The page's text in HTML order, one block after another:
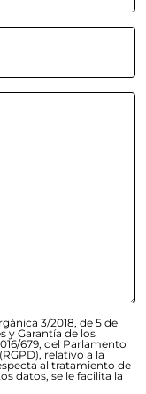
3/2018, de 5 de
y Garantía de los
679, del Parlamento
relativo a la
al tratamiento de
datos, se le facilita la